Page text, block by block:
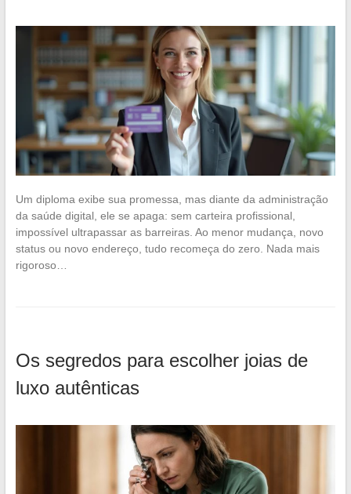
Um diploma exibe sua promessa, mas diante da administração
da saúde digital, ele se apaga: sem carteira profissional,
impossível ultrapassar as barreiras. Ao menor mudança, novo
status ou novo endereço, tudo recomeça do zero. Nada mais
rigoroso…
Os segredos para escolher joias de
luxo autênticas